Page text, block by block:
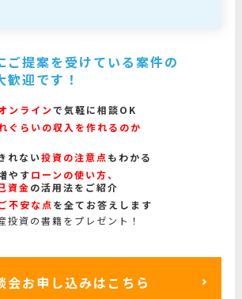
ご提案を受けている案件の
歓迎です！
ンラインで気軽に相談OK
ぐらいの収入を作れるのか
れない投資の注意点 もわかる
やすローンの使い方、
資金の活用法をご紹介
不安な点 を全てお答えします
資の書籍をプレゼント！
会お申し込みはこちら